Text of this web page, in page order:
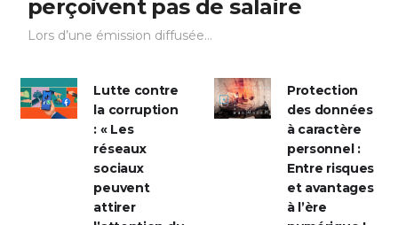
parlementaires burkinabè ne
perçoivent pas de salaire
Lutte contre
la corruption
: « Les
réseaux
sociaux
peuvent
Protection
des données
à caractère
personnel :
Entre risques
et avantages